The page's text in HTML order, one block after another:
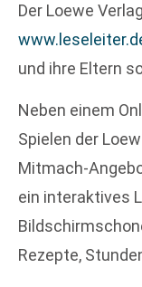
Der Loewe
und ihre Eltern
Neben einem
Spielen der
Mitmach-
ein interaktives
Rezepte,